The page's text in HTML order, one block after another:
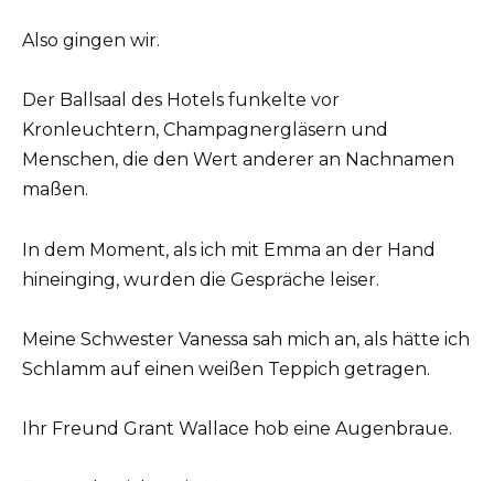
Also gingen wir.
Der Ballsaal des Hotels funkelte vor
Kronleuchtern, Champagnergläsern und
Menschen, die den Wert anderer an Nachnamen
maßen.
In dem Moment, als ich mit Emma an der Hand
hineinging, wurden die Gespräche leiser.
Meine Schwester Vanessa sah mich an, als hätte ich
Schlamm auf einen weißen Teppich getragen.
Ihr Freund Grant Wallace hob eine Augenbraue.